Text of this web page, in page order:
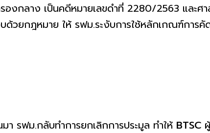
งกลาง เป็นคดีหมายเลขดำที่ 2280/2563 และศ
วยกฎหมาย ให้ รฟม.ระงับการใช้หลักเกณฑ์การคั
รฟม.กลับทำการยกเลิกการประมูล ทำให้ BTSC